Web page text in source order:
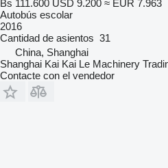
Bs 111.600 USD 9.200 ≈ EUR 7.963
Autobús escolar
2016
Cantidad de asientos 31
China, Shanghai
Shanghai Kai Kai Le Machinery
Contacte con el vendedor